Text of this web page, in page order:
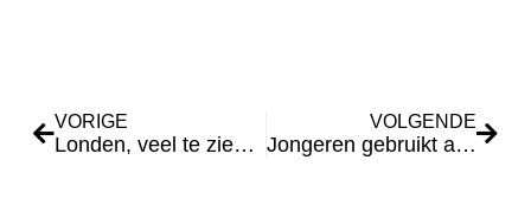
VORIGE
Londen, veel te zien en te beleven
VOLGENDE
Jongeren gebruikt als geldezel